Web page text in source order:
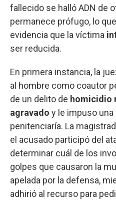
fallecido se halló ADN de
permanece prófugo, lo
evidencia que la víctima
ser reducida.
En primera instancia, la
al hombre como coautor
de un delito de homicidio
agravado y le impuso una
penitenciaría. La
el acusado participó del
determinar cuál de los
golpes que causaron la
apelada por la defensa,
adhirió al recurso para